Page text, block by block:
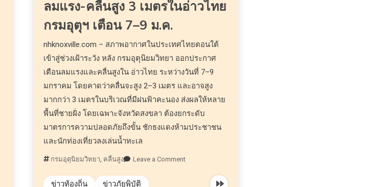
ลมแรง-คลื่นสูง 3 เมตรในอ่าวไทย
กรมอุตุฯ เตือน 7–9 ม.ค.
nhknoxville.com – สภาพอากาศในประเทศไทยตอนใต้
เข้าสู่ช่วงเฝ้าระวัง หลัง กรมอุตุนิยมวิทยา ออกประกาศ
เตือนลมแรงและคลื่นสูงใน อ่าวไทย ระหว่างวันที่ 7–9
มกราคม โดยคาดว่าคลื่นจะสูง 2–3 เมตร และอาจสูง
มากกว่า 3 เมตรในบริเวณที่มีฝนฟ้าคะนอง ส่งผลให้หลาย
พื้นที่ชายฝั่ง โดยเฉพาะจังหวัดสงขลา ต้องยกระดับ
มาตรการความปลอดภัยถึงขั้น ชักธงแดงห้ามประชาชน
และนักท่องเที่ยวลงเล่นน้ำทะเล
กรมอุตุนิยมวิทยา, คลื่นสูง Leave a Comment
ข่าวท้องถิ่น ข่าวภัยพิบัติ